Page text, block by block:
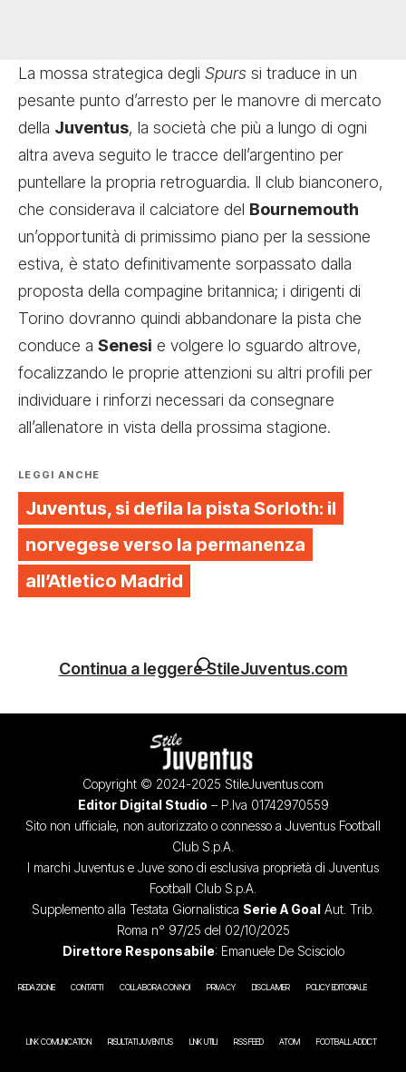
La mossa strategica degli Spurs si traduce in un
pesante punto d’arresto per le manovre di mercato
della Juventus, la società che più a lungo di ogni
altra aveva seguito le tracce dell’argentino per
puntellare la propria retroguardia. Il club bianconero,
che considerava il calciatore del Bournemouth
un’opportunità di primissimo piano per la sessione
estiva, è stato definitivamente sorpassato dalla
proposta della compagine britannica; i dirigenti di
Torino dovranno quindi abbandonare la pista che
conduce a Senesi e volgere lo sguardo altrove,
focalizzando le proprie attenzioni su altri profili per
individuare i rinforzi necessari da consegnare
all’allenatore in vista della prossima stagione.
LEGGI ANCHE
Juventus, si defila la pista Sorloth: il
norvegese verso la permanenza
all’Atletico Madrid
Continua a leggere StileJuventus.com
Copyright © 2024-2025 StileJuventus.com
Editor Digital Studio – P.Iva 01742970559
Sito non ufficiale, non autorizzato o connesso a Juventus Football
Club S.p.A.
I marchi Juventus e Juve sono di esclusiva proprietà di Juventus
Football Club S.p.A.
Supplemento alla Testata Giornalistica Serie A Goal Aut. Trib.
Roma n° 97/25 del 02/10/2025
Direttore Responsabile: Emanuele De Scisciolo
REDAZIONE CONTATTI COLLABORA CON NOI PRIVACY DISCLAIMER POLICY EDITORIALE
LINK COMUNICATION RISULTATI JUVENTUS LINK UTILI RSS FEED ATOM FOOTBALL ADDICT